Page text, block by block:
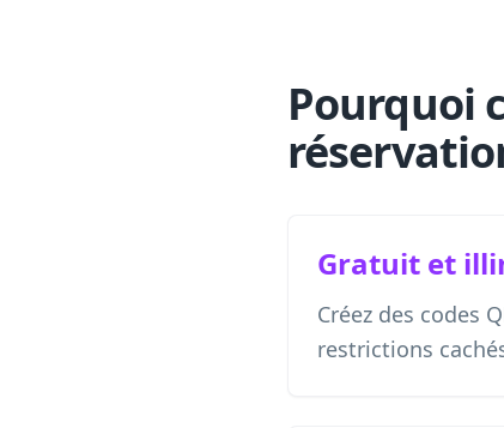
Pourquoi
Gratuit et
Créez des codes
restrictions